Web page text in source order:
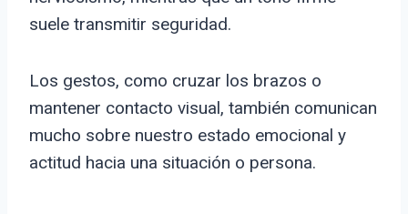
suele transmitir seguridad.
Los gestos, como cruzar los brazos o
mantener contacto visual, también comunican
mucho sobre nuestro estado emocional y
actitud hacia una situación o persona.